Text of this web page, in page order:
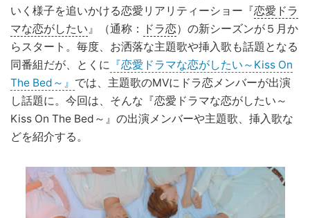
いく様子を追いかける恋愛リアリティーショー『恋愛ドラ
マな恋がしたい 』（通称： ドラ恋）の新シーズンが５月か
らスタート。毎度、お洒落な主題歌や挿入歌も話題となる
同番組だが、とくに 『恋愛ドラマな恋がしたい～Kiss On
The Bed～』 では、主題歌のMVにドラ恋メンバーが出演
し話題に。今回は、そんな『恋愛ドラマな恋がしたい～
Kiss On The Bed～』の出演メンバーや主題歌、挿入歌な
どを紹介する。